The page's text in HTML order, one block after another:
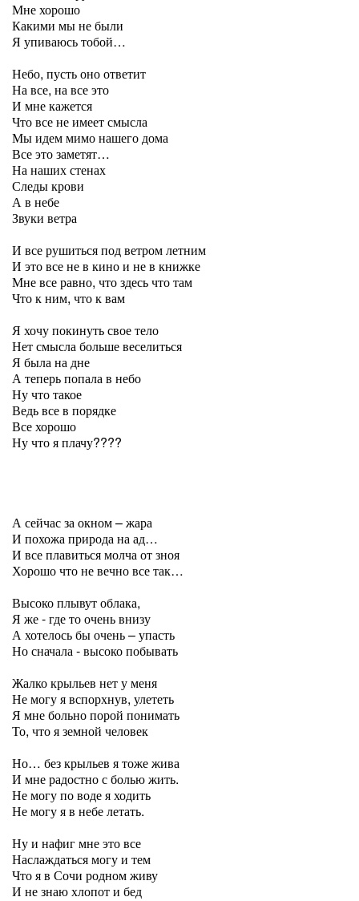
Мне хорошо
Какими мы не были
Я упиваюсь тобой…
Небо, пусть оно ответит
На все, на все это
И мне кажется
Что все не имеет смысла
Мы идем мимо нашего дома
Все это заметят…
На наших стенах
Следы крови
А в небе
Звуки ветра
И все рушиться под ветром летним
И это все не в кино и не в книжке
Мне все равно, что здесь что там
Что к ним, что к вам
Я хочу покинуть свое тело
Нет смысла больше веселиться
Я была на дне
А теперь попала в небо
Ну что такое
Ведь все в порядке
Все хорошо
Ну что я плачу????
А сейчас за окном – жара
И похожа природа на ад…
И все плавиться молча от зноя
Хорошо что не вечно все так…
Высоко плывут облака,
Я же - где то очень внизу
А хотелось бы очень – упасть
Но сначала - высоко побывать
Жалко крыльев нет у меня
Не могу я вспорхнув, улететь
Я мне больно порой понимать
То, что я земной человек
Но… без крыльев я тоже жива
И мне радостно с болью жить.
Не могу по воде я ходить
Не могу я в небе летать.
Ну и нафиг мне это все
Наслаждаться могу и тем
Что я в Сочи родном живу
И не знаю хлопот и бед